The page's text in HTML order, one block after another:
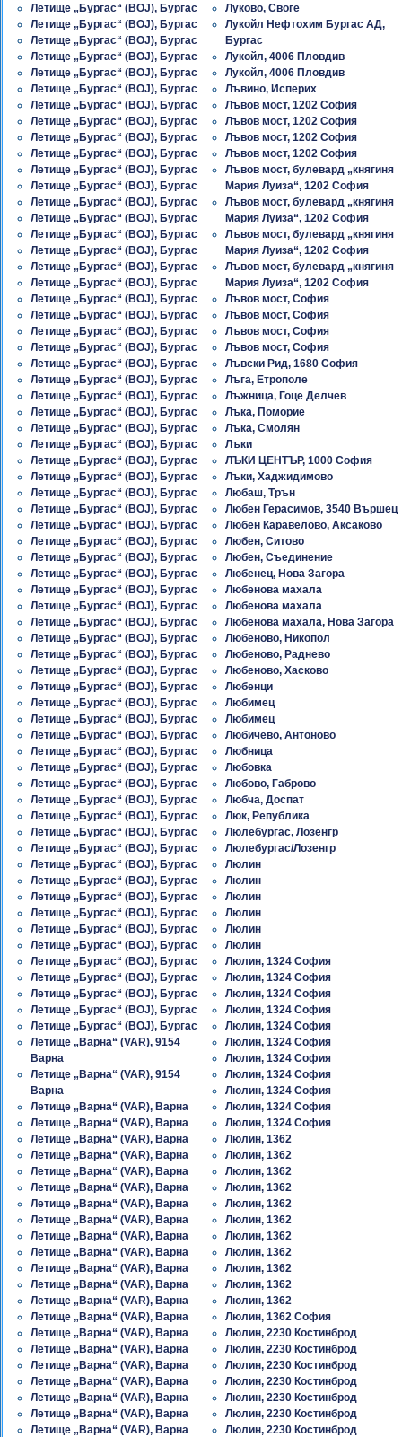
Летище „Бургас“ (BOJ), Бургас
Летище „Бургас“ (BOJ), Бургас
Летище „Бургас“ (BOJ), Бургас
Летище „Бургас“ (BOJ), Бургас
Летище „Бургас“ (BOJ), Бургас
Летище „Бургас“ (BOJ), Бургас
Летище „Бургас“ (BOJ), Бургас
Летище „Бургас“ (BOJ), Бургас
Летище „Бургас“ (BOJ), Бургас
Летище „Бургас“ (BOJ), Бургас
Летище „Бургас“ (BOJ), Бургас
Летище „Бургас“ (BOJ), Бургас
Летище „Бургас“ (BOJ), Бургас
Летище „Бургас“ (BOJ), Бургас
Летище „Бургас“ (BOJ), Бургас
Летище „Бургас“ (BOJ), Бургас
Летище „Бургас“ (BOJ), Бургас
Летище „Бургас“ (BOJ), Бургас
Летище „Бургас“ (BOJ), Бургас
Летище „Бургас“ (BOJ), Бургас
Летище „Бургас“ (BOJ), Бургас
Летище „Бургас“ (BOJ), Бургас
Летище „Бургас“ (BOJ), Бургас
Летище „Бургас“ (BOJ), Бургас
Летище „Бургас“ (BOJ), Бургас
Летище „Бургас“ (BOJ), Бургас
Летище „Бургас“ (BOJ), Бургас
Летище „Бургас“ (BOJ), Бургас
Летище „Бургас“ (BOJ), Бургас
Летище „Бургас“ (BOJ), Бургас
Летище „Бургас“ (BOJ), Бургас
Летище „Бургас“ (BOJ), Бургас
Летище „Бургас“ (BOJ), Бургас
Летище „Бургас“ (BOJ), Бургас
Летище „Бургас“ (BOJ), Бургас
Летище „Бургас“ (BOJ), Бургас
Летище „Бургас“ (BOJ), Бургас
Летище „Бургас“ (BOJ), Бургас
Летище „Бургас“ (BOJ), Бургас
Летище „Бургас“ (BOJ), Бургас
Летище „Бургас“ (BOJ), Бургас
Летище „Бургас“ (BOJ), Бургас
Летище „Бургас“ (BOJ), Бургас
Летище „Бургас“ (BOJ), Бургас
Летище „Бургас“ (BOJ), Бургас
Летище „Бургас“ (BOJ), Бургас
Летище „Бургас“ (BOJ), Бургас
Летище „Бургас“ (BOJ), Бургас
Летище „Бургас“ (BOJ), Бургас
Летище „Бургас“ (BOJ), Бургас
Летище „Бургас“ (BOJ), Бургас
Летище „Бургас“ (BOJ), Бургас
Летище „Бургас“ (BOJ), Бургас
Летище „Бургас“ (BOJ), Бургас
Летище „Бургас“ (BOJ), Бургас
Летище „Бургас“ (BOJ), Бургас
Летище „Бургас“ (BOJ), Бургас
Летище „Бургас“ (BOJ), Бургас
Летище „Бургас“ (BOJ), Бургас
Летище „Бургас“ (BOJ), Бургас
Летище „Бургас“ (BOJ), Бургас
Летище „Бургас“ (BOJ), Бургас
Летище „Бургас“ (BOJ), Бургас
Летище „Бургас“ (BOJ), Бургас
Летище „Варна“ (VAR), 9154
Варна
Летище „Варна“ (VAR), 9154
Варна
Летище „Варна“ (VAR), Варна
Летище „Варна“ (VAR), Варна
Летище „Варна“ (VAR), Варна
Летище „Варна“ (VAR), Варна
Летище „Варна“ (VAR), Варна
Летище „Варна“ (VAR), Варна
Летище „Варна“ (VAR), Варна
Летище „Варна“ (VAR), Варна
Летище „Варна“ (VAR), Варна
Летище „Варна“ (VAR), Варна
Летище „Варна“ (VAR), Варна
Летище „Варна“ (VAR), Варна
Летище „Варна“ (VAR), Варна
Летище „Варна“ (VAR), Варна
Летище „Варна“ (VAR), Варна
Летище „Варна“ (VAR), Варна
Летище „Варна“ (VAR), Варна
Летище „Варна“ (VAR), Варна
Летище „Варна“ (VAR), Варна
Летище „Варна“ (VAR), Варна
Летище „Варна“ (VAR), Варна
Луково, Своге
Лукойл Нефтохим Бургас АД,
Бургас
Лукойл, 4006 Пловдив
Лукойл, 4006 Пловдив
Лъвино, Исперих
Лъвов мост, 1202 София
Лъвов мост, 1202 София
Лъвов мост, 1202 София
Лъвов мост, 1202 София
Лъвов мост, булевард „княгиня
Мария Луиза“, 1202 София
Лъвов мост, булевард „княгиня
Мария Луиза“, 1202 София
Лъвов мост, булевард „княгиня
Мария Луиза“, 1202 София
Лъвов мост, булевард „княгиня
Мария Луиза“, 1202 София
Лъвов мост, София
Лъвов мост, София
Лъвов мост, София
Лъвов мост, София
Лъвски Рид, 1680 София
Лъга, Етрополе
Лъжница, Гоце Делчев
Лъка, Поморие
Лъка, Смолян
Лъки
ЛЪКИ ЦЕНТЪР, 1000 София
Лъки, Хаджидимово
Любаш, Трън
Любен Герасимов, 3540 Вършец
Любен Каравелово, Аксаково
Любен, Ситово
Любен, Съединение
Любенец, Нова Загора
Любенова махала
Любенова махала
Любенова махала, Нова Загора
Любеново, Никопол
Любеново, Раднево
Любеново, Хасково
Любенци
Любимец
Любимец
Любичево, Антоново
Любница
Любовка
Любово, Габрово
Любча, Доспат
Люк, Република
Люлебургас, Лозенгр
Люлебургас/Лозенгр
Люлин
Люлин
Люлин
Люлин
Люлин
Люлин
Люлин, 1324 София
Люлин, 1324 София
Люлин, 1324 София
Люлин, 1324 София
Люлин, 1324 София
Люлин, 1324 София
Люлин, 1324 София
Люлин, 1324 София
Люлин, 1324 София
Люлин, 1324 София
Люлин, 1324 София
Люлин, 1362
Люлин, 1362
Люлин, 1362
Люлин, 1362
Люлин, 1362
Люлин, 1362
Люлин, 1362
Люлин, 1362
Люлин, 1362
Люлин, 1362
Люлин, 1362
Люлин, 1362 София
Люлин, 2230 Костинброд
Люлин, 2230 Костинброд
Люлин, 2230 Костинброд
Люлин, 2230 Костинброд
Люлин, 2230 Костинброд
Люлин, 2230 Костинброд
Люлин, 2230 Костинброд